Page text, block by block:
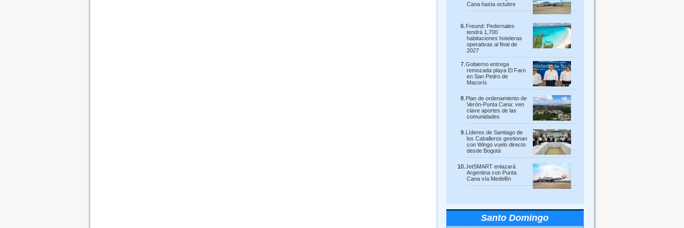
Cana hasta octubre
Freund: Pedernales
tendrá 1,700
habitaciones hoteleras
operativas al final de
2027
Gobierno entrega
remozada playa El Faro
en San Pedro de
Macorís
Plan de ordenamiento de
Verón-Punta Cana: ven
clave aportes de las
comunidades
Líderes de Santiago de
los Caballeros gestionan
con Wingo vuelo directo
desde Bogotá
JetSMART enlazará
Argentina con Punta
Cana vía Medellín
Santo Domingo